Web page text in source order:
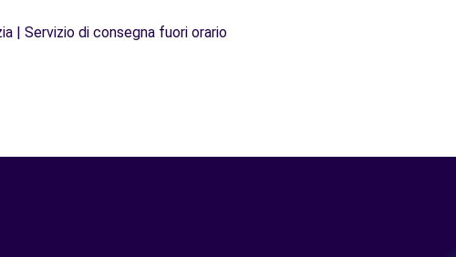
| Servizio di consegna fuori orario